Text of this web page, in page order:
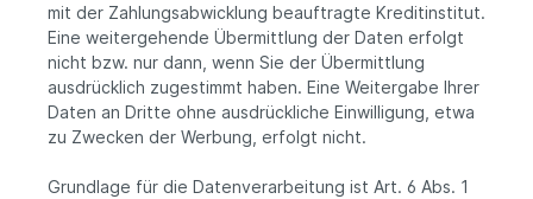
mit der Zahlungsabwicklung beauftragte Kreditinstitut.
Eine weitergehende Übermittlung der Daten erfolgt
nicht bzw. nur dann, wenn Sie der Übermittlung
ausdrücklich zugestimmt haben. Eine Weitergabe Ihrer
Daten an Dritte ohne ausdrückliche Einwilligung, etwa
zu Zwecken der Werbung, erfolgt nicht.
Grundlage für die Datenverarbeitung ist Art. 6 Abs. 1